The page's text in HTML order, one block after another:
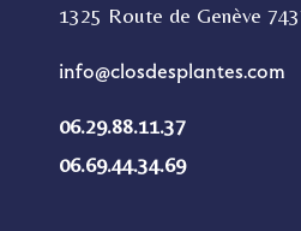
1325 Route de Genève
info@closdesplantes.com
06.29.88.11.37
06.69.44.34.69